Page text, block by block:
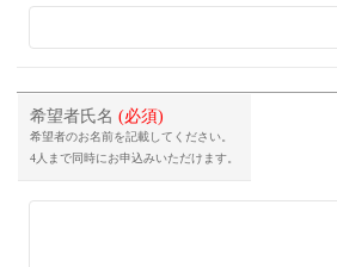
希望者氏名(必須)
希望者のお名前を記載してください。
4人まで同時にお申込みいただけます。